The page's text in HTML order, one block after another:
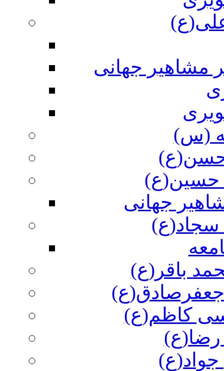
مشاهیر جهانی
(س)
حسن(ع)
حسین(ع)
جهانی
سجاد(ع)
باقر(ع)
جعفرصادق(ع)
کاظم(ع)